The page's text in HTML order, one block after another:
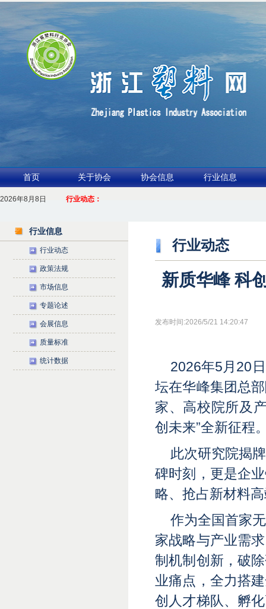
首页 关于协会 协会信息 行业信息
2026年8月8日 行业动态：
1.聚力产业链 共启新征程
行业信息
行业动态
政策法规
市场信息
专题论述
会展信息
质量标准
统计数据
行业动态
新质华峰 科
发布时间:2026/5/21 14:20:47
2026年5月20
坛在华峰集团总
家、高校院所及
创未来”全新征程
此次研究院揭
碑时刻，更是企
略、抢占新材料
作为全国首家
家战略与产业需
制机制创新，破
业痛点，全力搭
创人才梯队、孵